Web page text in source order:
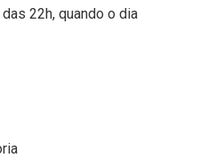
22h, quando o dia